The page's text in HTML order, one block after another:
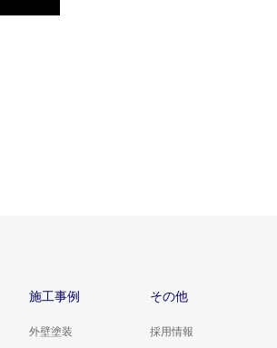
施工事例
外壁塗装
その他
採用情報